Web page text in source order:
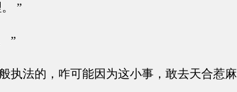
”
”
执法的，咋可能因为这小事，敢去天合惹麻